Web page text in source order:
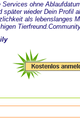
Services ohne
später wieder Dein Profil
als lebenslanges